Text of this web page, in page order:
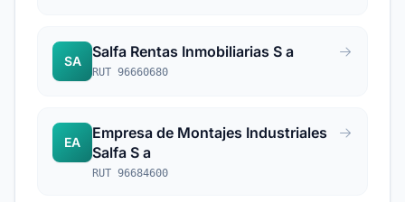
SA
Salfa Rentas Inmobiliarias S a
RUT 96660680
EA
Empresa de Montajes Industriales
Salfa S a
RUT 96684600